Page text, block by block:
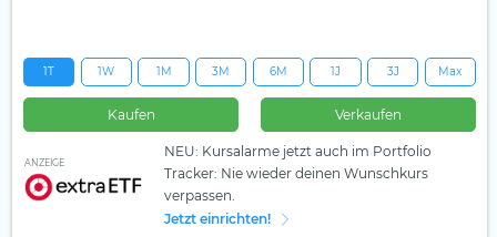
1T 1W 1M 3M 6M 1J 3J Max
Kaufen Verkaufen
ANZEIGE
NEU: Kursalarme jetzt auch im Portfolio
Tracker: Nie wieder deinen Wunschkurs
verpassen.
Jetzt einrichten!